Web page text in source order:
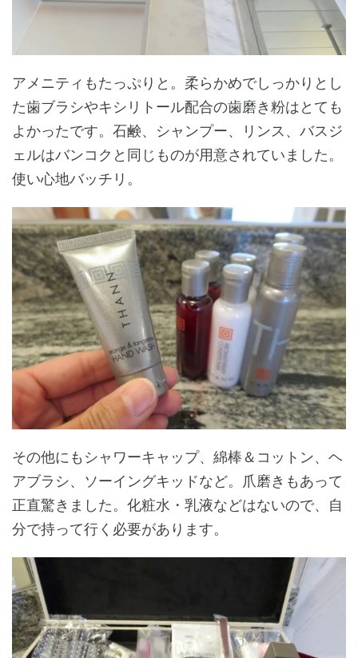
アメニティもたっぷりと。柔らかめでしっかりとし
た歯ブラシやキシリトール配合の歯磨き粉はとても
よかったです。石鹸、シャンプー、リンス、バスジ
ェルはバンコクと同じものが用意されていました。
使い心地バッチリ。
その他にもシャワーキャップ、綿棒＆コットン、ヘ
アブラシ、ソーイングキッドなど。爪磨きもあって
正直驚きました。化粧水・乳液などはないので、自
分で持って行く必要があります。